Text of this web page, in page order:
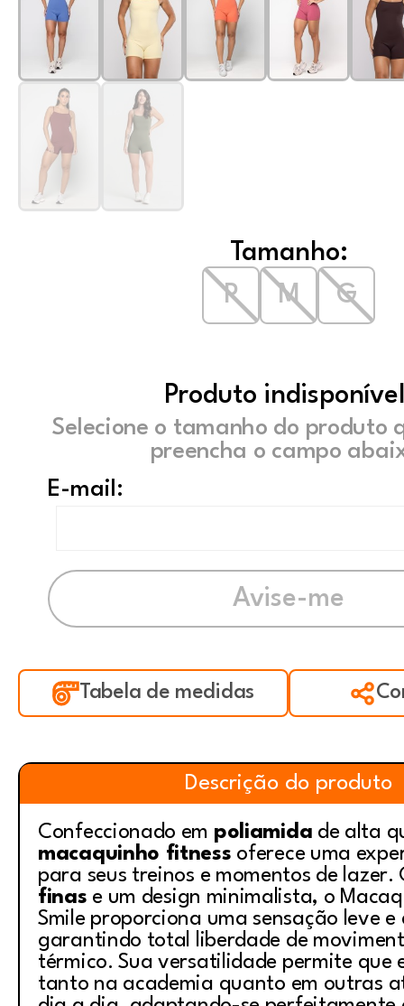
Tamanho:
P
M G
Produto
Selecione o tamanho do produto
preencha o campo
E-mail:
Tabela de medidas
Descrição do produto
Confeccionado em poliamida de alta
macaquinho fitness oferece uma
para seus treinos e momentos de lazer.
finas e um design minimalista, o
Smile proporciona uma sensação leve e
garantindo total liberdade de
térmico. Sua versatilidade permite que
tanto na academia quanto em outras